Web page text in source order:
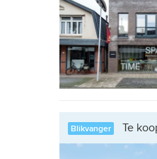
Blikvanger Te